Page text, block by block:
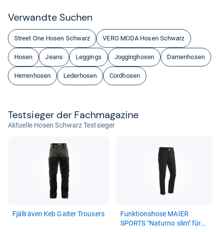
Ver­wandte Suchen
Street One Hosen Schwarz VERO MODA Hosen Schwarz
Hosen Jeans Leggings Jogginghosen Damenhosen
Herrenhosen Lederhosen Cordhosen
Test­sie­ger der Fach­ma­ga­zine
Aktuelle Hosen Schwarz Testsieger
Fjäll­rä­ven Keb Gai­ter Trou­sers
Funk­ti­ons­hose MAIER
SPORTS "Naturno slim" für